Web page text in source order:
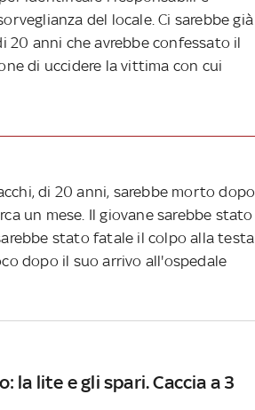
del locale. Ci sarebbe già
anni che avrebbe confessato il
di uccidere la vittima con cui
di 20 anni, sarebbe morto dopo
un mese. Il giovane sarebbe stato
stato fatale il colpo alla testa
dopo il suo arrivo all'ospedale
la lite e gli spari. Caccia a 3